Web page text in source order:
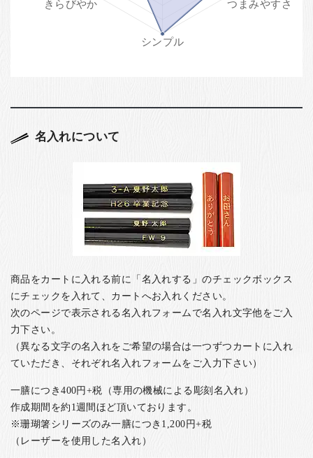
名入れについて
商品をカートに入れる前に「名入れする」のチェックボックス
にチェックを入れて、カートへお入れください。
次のページで表示される名入れフォームで名入れ文字他をご入
力下さい。
（異なる文字の名入れをご希望の場合は一つずつカートに入れ
ていただき、それぞれ名入れフォームをご入力下さい）
一膳につき400円+税（専用の機械による彫刻名入れ）
作成期間を約1週間ほど頂いております。
※珊瑚箸シリーズのみ一膳につき1,200円+税
（レーザーを使用した名入れ）